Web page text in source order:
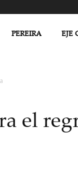
PEREIRA EJE
el